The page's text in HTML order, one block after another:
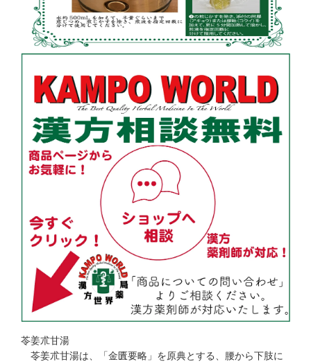
苓姜朮甘湯
苓姜朮甘湯は、「金匱要略」を原典とする、腰から下肢に